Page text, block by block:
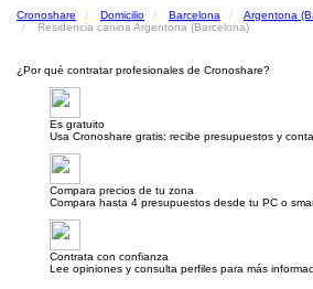
Cronoshare Domicilio Barcelona Argentona
Residencia canina Argentona (Barcelona)
¿Por qué contratar profesionales de Cronoshare?
Es gratuito
Usa Cronoshare gratis: recibe presupuestos y
Compara precios de tu zona
Compara hasta 4 presupuestos desde tu PC o
Contrata con confianza
Lee opiniones y consulta perfiles para más